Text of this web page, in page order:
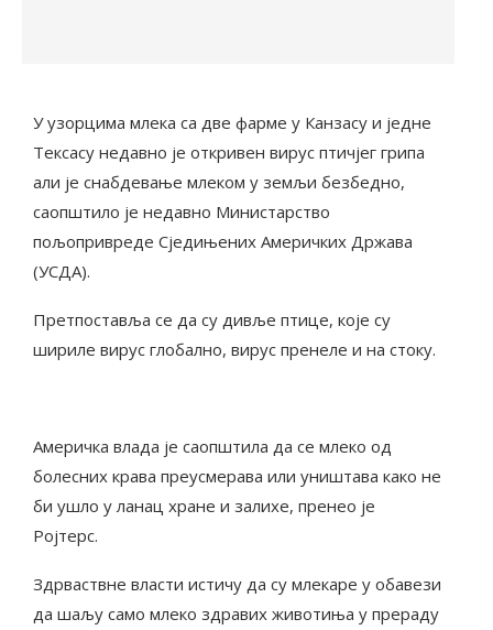
У узорцима млека са две фарме у Канзасу и једне
Тексасу недавно је откривен вирус птичјег грипа
али је снабдевање млеком у земљи безбедно,
саопштило је недавно Министарство
пољопривреде Сједињених Америчких Држава
(УСДА).
Претпоставља се да су дивље птице, које су
шириле вирус глобално, вирус пренеле и на стоку.
Америчка влада је саопштила да се млеко од
болесних крава преусмерава или уништава како не
би ушло у ланац хране и залихе, пренео је
Ројтерс.
Здрваствне власти истичу да су млекаре у обавези
да шаљу само млеко здравих животиња у прераду